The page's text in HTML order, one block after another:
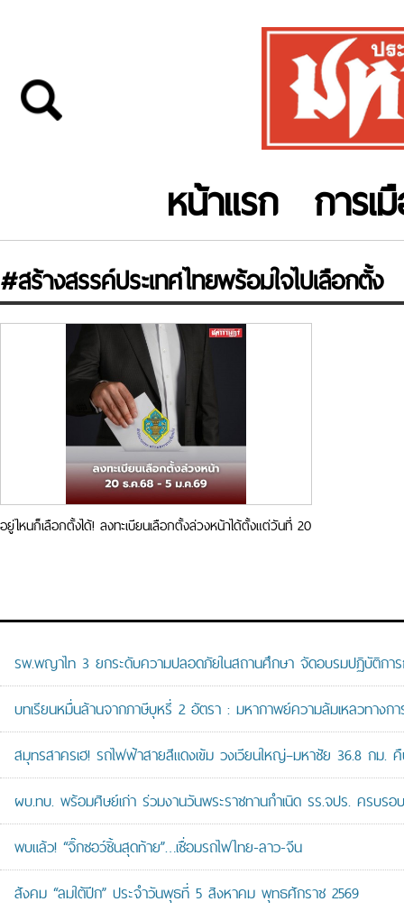
หน้าแรก การเ
#สร้างสรรค์ประเทศไทยพร้อมใจไปเลือกตั้ง
อยู่ไหนก็เลือกตั้งได้! ลงทะเบียนเลือกตั้งล่วงหน้าได้ตั้งแต่วันที่ 20
รพ.พญาไท 3 ยกระดับความปลอดภัยในสถานศึกษา จัดอบรมปฏิบัติกา
บทเรียนหมื่นล้านจากภาษีบุหรี่ 2 อัตรา : มหากาพย์ความล้มเหลวทางก
สมุทรสาครเฮ! รถไฟฟ้าสายสีแดงเข้ม วงเวียนใหญ่–มหาชัย 36.8 ก
ผบ.ทบ. พร้อมศิษย์เก่า ร่วมงานวันพระราชทานกำเนิด รร.จปร. ครบ
พบแล้ว! “จิ๊กซอว์ชิ้นสุดท้าย”…เชื่อมรถไฟไทย-ลาว-จีน
สังคม “ลมใต้ปีก” ประจำวันพุธที่ 5 สิงหาคม พุทธศักราช 2569